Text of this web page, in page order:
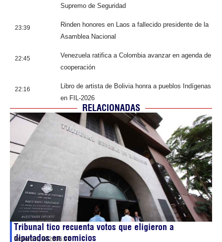
Supremo de Seguridad
23:39
Rinden honores en Laos a fallecido presidente de la
Asamblea Nacional
22:45
Venezuela ratifica a Colombia avanzar en agenda de
cooperación
22:16
Libro de artista de Bolivia honra a pueblos Indígenas
en FIL-2026
RELACIONADAS
Tribunal tico recuenta votos que eligieron a
diputados en comicios
febrero 4, 202606:47